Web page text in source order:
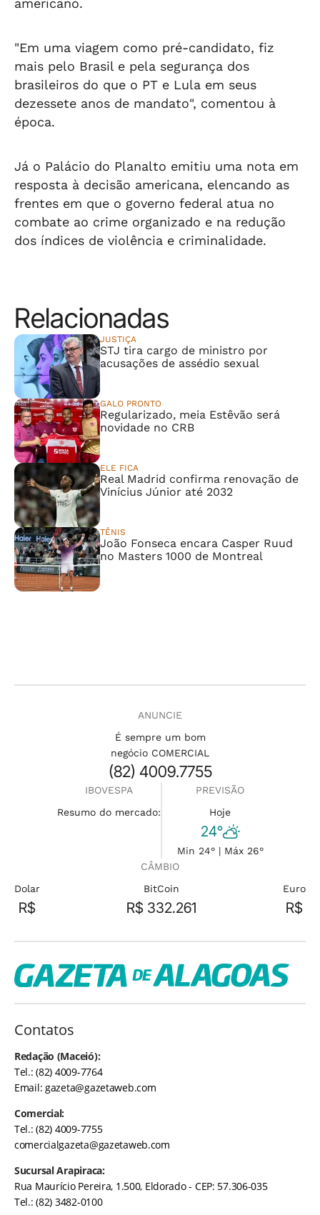
"Em uma viagem como pré-candidato, fiz
mais pelo Brasil e pela segurança dos
brasileiros do que o PT e Lula em seus
dezessete anos de mandato", comentou à
época.
Já o Palácio do Planalto emitiu uma nota em
resposta à decisão americana, elencando as
frentes em que o governo federal atua no
combate ao crime organizado e na redução
dos índices de violência e criminalidade.
Relacionadas
JUSTIÇA
STJ tira cargo de ministro por
acusações de assédio sexual
GALO PRONTO
Regularizado, meia Estêvão será
novidade no CRB
ELE FICA
Real Madrid confirma renovação de
Vinícius Júnior até 2032
TÊNIS
João Fonseca encara Casper Ruud
no Masters 1000 de Montreal
ANUNCIE
É sempre um bom
negócio COMERCIAL
(82) 4009.7755
IBOVESPA
Resumo do mercado:
PREVISÃO
Hoje
24°
Min 24° | Máx 26°
CÂMBIO
Dolar
R$
BitCoin
R$ 332.261
Euro
R$
Contatos
Redação (Maceió):
Tel.: (82) 4009-7764
Email:gazeta@gazetaweb.com
Comercial:
Tel.: (82) 4009-7755
comercialgazeta@gazetaweb.com
Sucursal Arapiraca:
Rua Maurício Pereira, 1.500, Eldorado - CEP: 57.306-035
Tel.: (82) 3482-0100